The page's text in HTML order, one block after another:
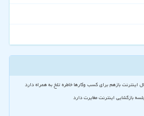
اینترنت بازهم برای کسب وکارها خاطره تلخ به همراه دارد
بازگشایی اینترنت مغایرت دارد